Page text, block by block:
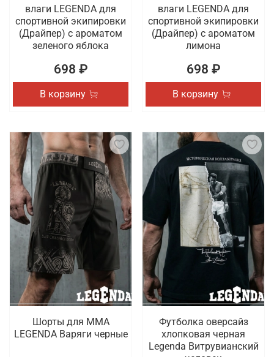
влаги LEGENDA для
спортивной экипировки
(Драйпер) с ароматом
зеленого яблока
698 ₽
В корзину
влаги LEGENDA для
спортивной экипировки
(Драйпер) с ароматом
лимона
698 ₽
В корзину
Шорты для MMA
LEGENDA Варяги черные
Футболка оверсайз
хлопковая черная
Legenda Витрувианский